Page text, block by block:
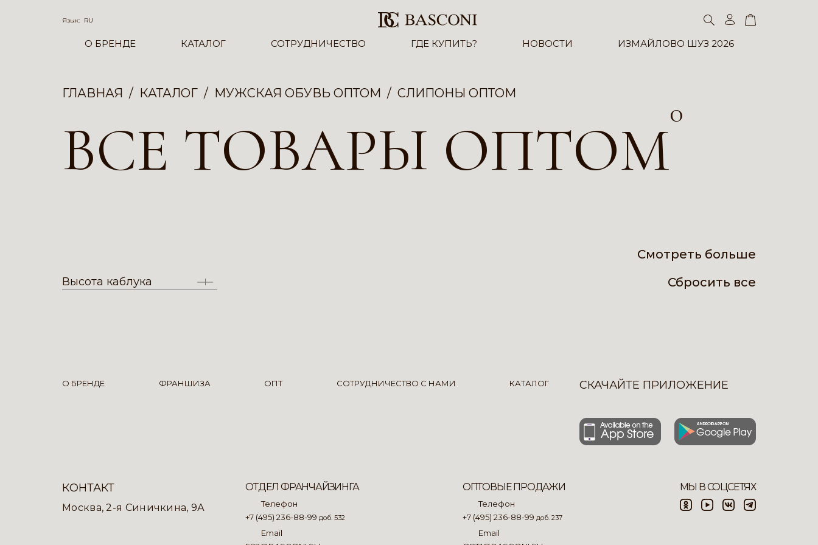
Язык: RU
О БРЕНДЕ КАТАЛОГ СОТРУДНИЧЕСТВО ГДЕ КУПИТЬ? НОВОСТИ ИЗМАЙЛОВО ШУЗ 2026
ГЛАВНАЯ КАТАЛОГ МУЖСКАЯ ОБУВЬ ОПТОМ СЛИПОНЫ ОПТОМ
ВСЕ ТОВАРЫ ОПТОМ0
Смотреть больше
Высота каблука Сбросить все
О БРЕНДЕ ФРАНШИЗА ОПТ СОТРУДНИЧЕСТВО С НАМИ КАТАЛОГ СКАЧАЙТЕ ПРИЛОЖЕНИЕ
КОНТАКТ
Москва, 2-я Синичкина, 9А
ОТДЕЛ ФРАНЧАЙЗИНГА
Телефон
+7 (495) 236-88-99 доб. 532
Email
ОПТОВЫЕ ПРОДАЖИ
Телефон
+7 (495) 236-88-99 доб. 237
Email
МЫ В СОЦСЕТЯХ